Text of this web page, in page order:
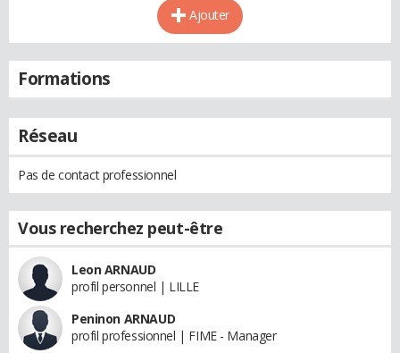
Ajouter
Formations
Réseau
Pas de contact professionnel
Vous recherchez peut-être
Leon ARNAUD
profil personnel | LILLE
Peninon ARNAUD
profil professionnel | FIME - Manager